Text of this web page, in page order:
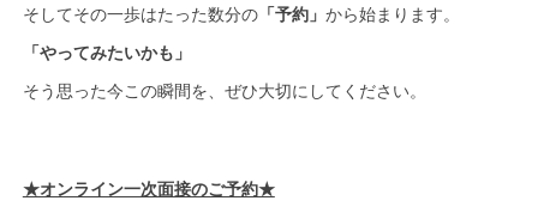
そしてその一歩はたった数分の「予約」 から始まります。
「やってみたいかも」
そう思った今この瞬間を、ぜひ大切にしてください。
★オンライン一次面接のご予約★